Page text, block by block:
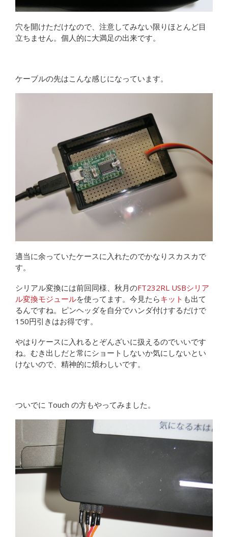
穴を開けただけなので、注意してみない限りほとんど目
立ちません。個人的に大満足の出来です。
ケーブルの先はこんな感じになっています。
適当に余っていたケースに入れたのでかなりスカスカで
す。
シリアル変換には前回同様、秋月のFT232RL USBシリア
ル変換モジュールを使ってます。今見たらキット も出て
るんですね。ピンヘッダを自分でハンダ付けするだけで
150円引きはお得です。
やはりケースに入れるとぞんざいに扱えるのでいいです
ね。むき出しだと常にショートしないか気にしないとい
けないので、精神的に煩わしいです。
ついでに Touch の方もやってみました。